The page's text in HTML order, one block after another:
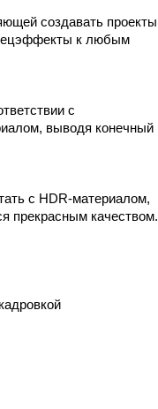
создавать проекты
к любым
с
выводя конечный
с HDR-материалом,
прекрасным качеством.